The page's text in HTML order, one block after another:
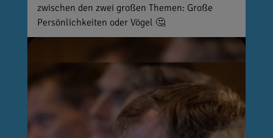
zwischen den zwei großen Themen: Große
Persönlichkeiten oder Vögel 🤔